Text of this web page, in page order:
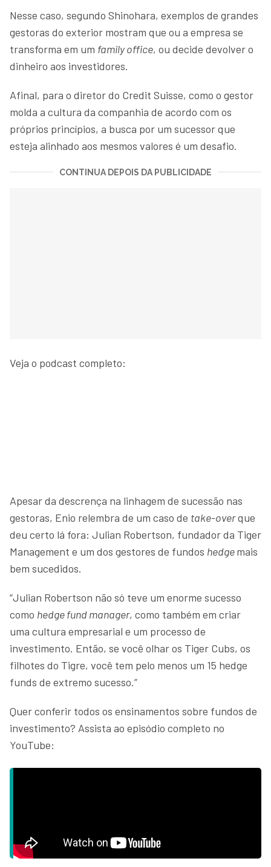
Nesse caso, segundo Shinohara, exemplos de grandes
gestoras do exterior mostram que ou a empresa se
transforma em um family office, ou decide devolver o
dinheiro aos investidores.
Afinal, para o diretor do Credit Suisse, como o gestor
molda a cultura da companhia de acordo com os
próprios princípios, a busca por um sucessor que
esteja alinhado aos mesmos valores é um desafio.
CONTINUA DEPOIS DA PUBLICIDADE
Veja o podcast completo:
Apesar da descrença na linhagem de sucessão nas
gestoras, Enio relembra de um caso de take-overque
deu certo lá fora: Julian Robertson, fundador da Tiger
Management e um dos gestores de fundos hedgemais
bem sucedidos.
“Julian Robertson não só teve um enorme sucesso
como hedge fund manager, como também em criar
uma cultura empresarial e um processo de
investimento. Então, se você olhar os Tiger Cubs, os
filhotes do Tigre, você tem pelo menos um 15 hedge
funds de extremo sucesso.”
Quer conferir todos os ensinamentos sobre fundos de
investimento? Assista ao episódio completo no
YouTube: